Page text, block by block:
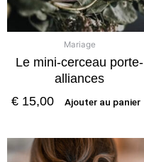
Mariage
Le mini-cerceau porte-
alliances
€ 15,00 Ajouter au panier